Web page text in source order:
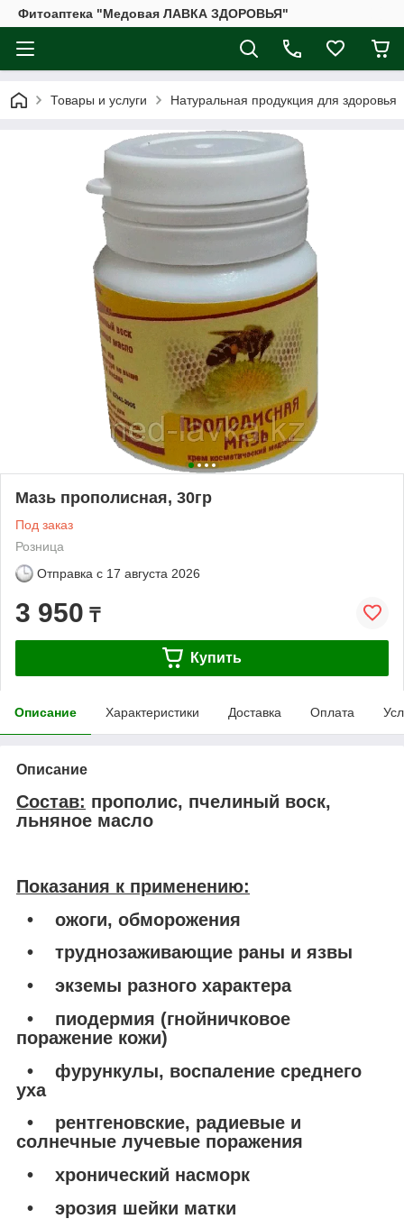
Фитоаптека "Медовая ЛАВКА ЗДОРОВЬЯ"
Товары и услуги Натуральная продукция для здоровья
Мазь прополисная, 30гр
Под заказ
Розница
Отправка с 17 августа 2026
3 950 ₸
Купить
Описание Характеристики Доставка Оплата
Описание
Состав: прополис, пчелиный воск,
льняное масло
Показания к применению:
• ожоги, обморожения
• труднозаживающие раны и язвы
• экземы разного характера
• пиодермия (гнойничковое
поражение кожи)
• фурункулы, воспаление среднего
уха
• рентгеновские, радиевые и
солнечные лучевые поражения
• хронический насморк
• эрозия шейки матки